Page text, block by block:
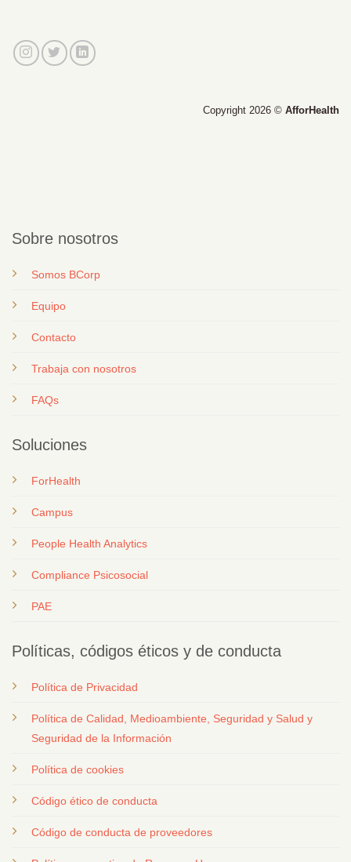
Copyright 2026 © AfforHealth
Sobre nosotros
Somos BCorp
Equipo
Contacto
Trabaja con nosotros
FAQs
Soluciones
ForHealth
Campus
People Health Analytics
Compliance Psicosocial
PAE
Políticas, códigos éticos y de conducta
Política de Privacidad
Política de Calidad, Medioambiente, Seguridad y Salud y
Seguridad de la Información
Política de cookies
Código ético de conducta
Código de conducta de proveedores